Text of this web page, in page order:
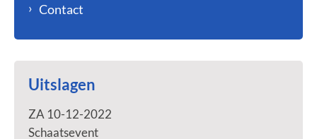
Contact
Uitslagen
ZA 10-12-2022
Schaatsevent